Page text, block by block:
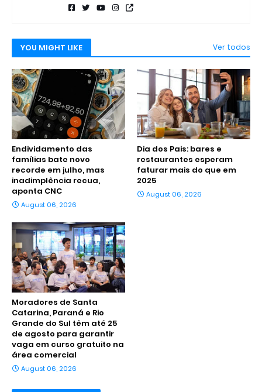
YOU MIGHT LIKE Ver todos
Endividamento das
famílias bate novo
recorde em julho, mas
inadimplência recua,
aponta CNC
August 06, 2026
Dia dos Pais: bares e
restaurantes esperam
faturar mais do que em
2025
August 06, 2026
Moradores de Santa
Catarina, Paraná e Rio
Grande do Sul têm até 25
de agosto para garantir
vaga em curso gratuito na
área comercial
August 06, 2026